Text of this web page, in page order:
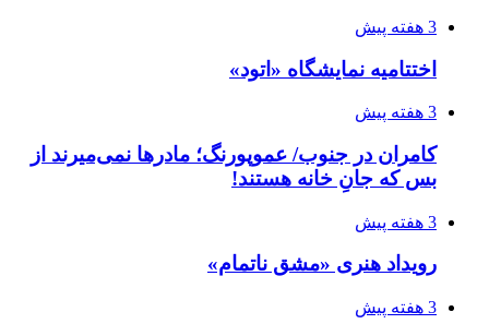
3 هفته پیش
اختتامیه نمایشگاه «اتود»
3 هفته پیش
کامران در جنوب/ عموپورنگ؛ مادرها نمی‌میرند از
بس که جانِ خانه هستند!
3 هفته پیش
رویداد هنری «مشق ناتمام»
3 هفته پیش